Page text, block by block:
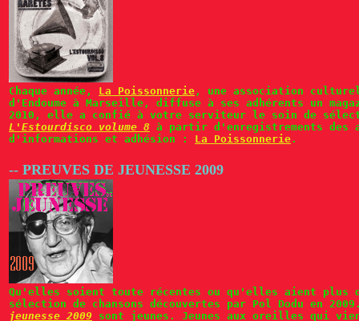
Chaque année, La Poissonnerie , une association
d'Endoume à Marseille, diffuse à ses adhérents un
2010, elle a confié à votre serviteur le soin de
L'Estourdisco volume 8 à partir d'enregistrements des
d'informations et adhésion : La Poissonnerie.
-- PREUVES DE JEUNESSE 2009
Qu'elles soient toute récentes ou qu'elles aient plus
sélection de chansons découvertes par Pol Dodu en
jeunesse 2009 sont jeunes. Jeunes aux oreilles qui